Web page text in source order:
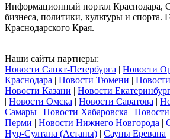
Информационный портал Краснодара,
бизнеса, политики, культуры и спорта.
Краснодарского Края.
Наши сайты партнеры:
Новости Санкт-Петербурга | Новости
Краснодара | Новости Тюмени |
Новости Казани | Новости
| Новости Омска | Новости Саратова |
Самары | Новости Хабаровска |
Перми | Новости Нижнего Новгорода |
Нур-Султана (Астаны) | Сауны Еревана |